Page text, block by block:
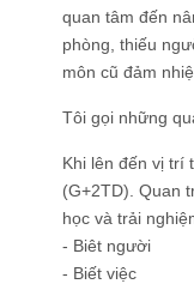
quan tâm đến
phòng, thiếu
môn cũ đảm
Tôi gọi những
Khi lên đến vị trí
(G+2TD). Quan
học và trải
- Biêt người
- Biết việc